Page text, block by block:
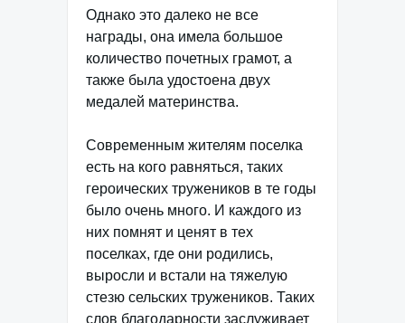
Однако это далеко не все
награды, она имела большое
количество почетных грамот, а
также была удостоена двух
медалей материнства.
Современным жителям поселка
есть на кого равняться, таких
героических тружеников в те годы
было очень много. И каждого из
них помнят и ценят в тех
поселках, где они родились,
выросли и встали на тяжелую
стезю сельских тружеников. Таких
слов благодарности заслуживает